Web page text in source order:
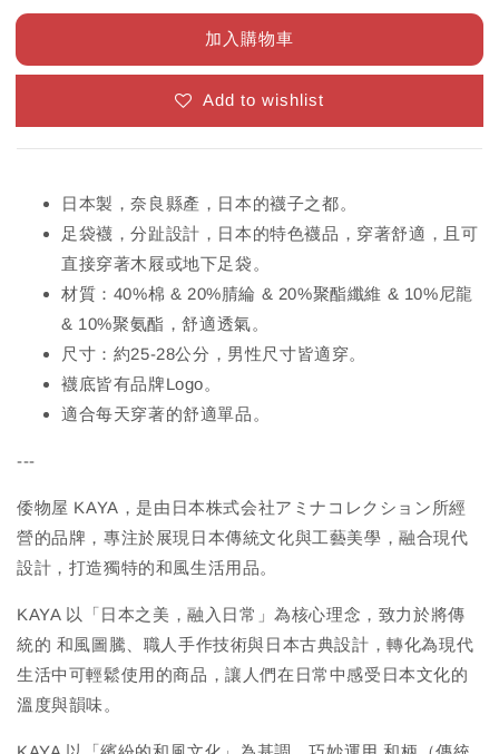
加入購物車
Add to wishlist
日本製，奈良縣產，日本的襪子之都。
足袋襪，分趾設計，日本的特色襪品，穿著舒適，且可
直接穿著木屐或地下足袋。
材質：40%棉 & 20%腈綸 & 20%聚酯纖維 & 10%尼龍
& 10%聚氨酯，舒適透氣。
尺寸：約25-28公分，男性尺寸皆適穿。
襪底皆有品牌Logo。
適合每天穿著的舒適單品。
---
倭物屋 KAYA，是由日本株式会社アミナコレクション所經
營的品牌，專注於展現日本傳統文化與工藝美學，融合現代
設計，打造獨特的和風生活用品。
KAYA 以「日本之美，融入日常」為核心理念，致力於將傳
統的 和風圖騰、職人手作技術與日本古典設計，轉化為現代
生活中可輕鬆使用的商品，讓人們在日常中感受日本文化的
溫度與韻味。